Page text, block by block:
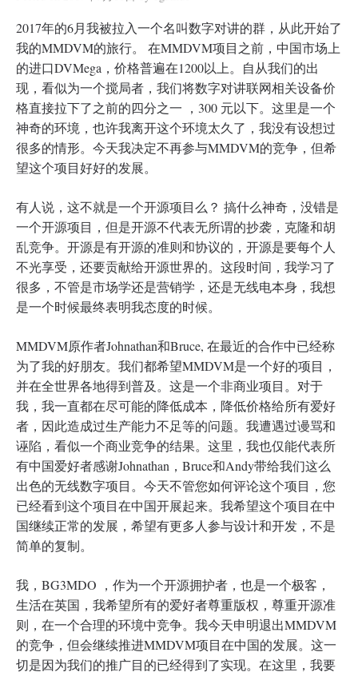
2017年的6月我被拉入一个名叫数字对讲的群，从此开始了
我的MMDVM的旅行。 在MMDVM项目之前，中国市场上
的进口DVMega，价格普遍在1200以上。自从我们的出
现，看似为一个搅局者，我们将数字对讲联网相关设备价
格直接拉下了之前的四分之一 ，300 元以下。这里是一个
神奇的环境，也许我离开这个环境太久了，我没有设想过
很多的情形。今天我决定不再参与MMDVM的竞争，但希
望这个项目好好的发展。
有人说，这不就是一个开源项目么？ 搞什么神奇，没错是
一个开源项目，但是开源不代表无所谓的抄袭，克隆和胡
乱竞争。开源是有开源的准则和协议的，开源是要每个人
不光享受，还要贡献给开源世界的。这段时间，我学习了
很多，不管是市场学还是营销学，还是无线电本身，我想
是一个时候最终表明我态度的时候。
MMDVM原作者Johnathan和Bruce, 在最近的合作中已经称
为了我的好朋友。我们都希望MMDVM是一个好的项目，
并在全世界各地得到普及。这是一个非商业项目。对于
我，我一直都在尽可能的降低成本，降低价格给所有爱好
者，因此造成过生产能力不足等的问题。我遭遇过谩骂和
诬陷，看似一个商业竞争的结果。这里，我也仅能代表所
有中国爱好者感谢Johnathan，Bruce和Andy带给我们这么
出色的无线数字项目。今天不管您如何评论这个项目，您
已经看到这个项目在中国开展起来。我希望这个项目在中
国继续正常的发展，希望有更多人参与设计和开发，不是
简单的复制。
我，BG3MDO ，作为一个开源拥护者，也是一个极客，
生活在英国，我希望所有的爱好者尊重版权，尊重开源准
则，在一个合理的环境中竞争。我今天申明退出MMDVM
的竞争，但会继续推进MMDVM项目在中国的发展。这一
切是因为我们的推广目的已经得到了实现。在这里，我要